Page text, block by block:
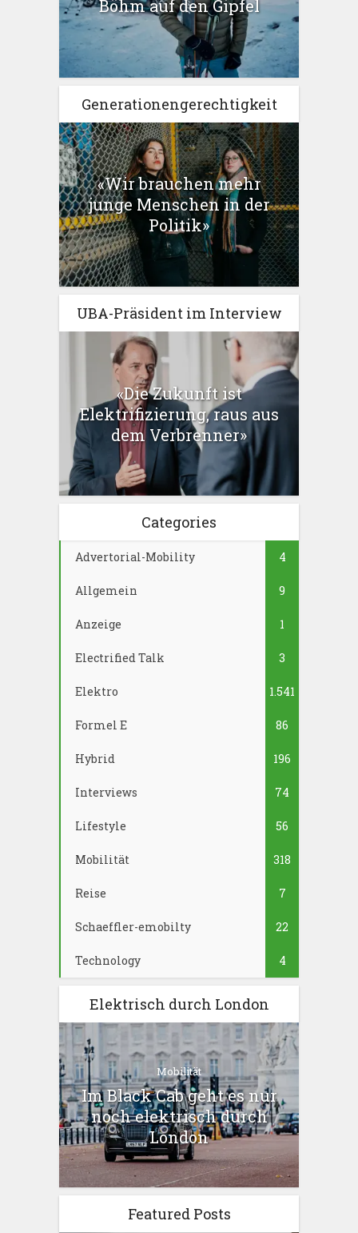
Böhm auf den Gipfel
Generationengerechtigkeit
«Wir brauchen mehr
junge Menschen in der
Politik»
UBA-Präsident im Interview
«Die Zukunft ist
Elektrifizierung, raus aus
dem Verbrenner»
Categories
Advertorial-Mobility 4
Allgemein 9
Anzeige 1
Electrified Talk 3
Elektro 1.541
Formel E 86
Hybrid 196
Interviews 74
Lifestyle 56
Mobilität 318
Reise 7
Schaeffler-emobilty 22
Technology 4
Elektrisch durch London
Mobilität
Im Black Cab geht es nur
noch elektrisch durch
London
Featured Posts